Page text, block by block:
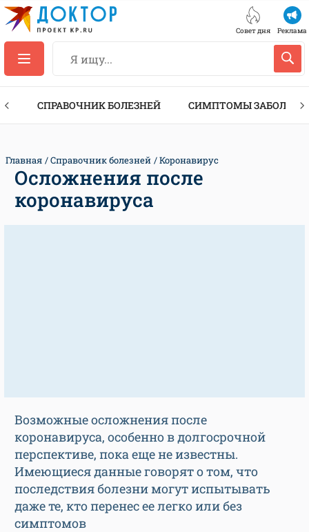
Совет дня Реклама
СПРАВОЧНИК БОЛЕЗНЕЙ СИМПТОМЫ
Главная Справочник болезней Коронавирус
Осложнения после
коронавируса
Возможные осложнения после
коронавируса, особенно в долгосрочной
перспективе, пока еще не известны.
Имеющиеся данные говорят о том, что
последствия болезни могут испытывать
даже те, кто перенес ее легко или без
симптомов